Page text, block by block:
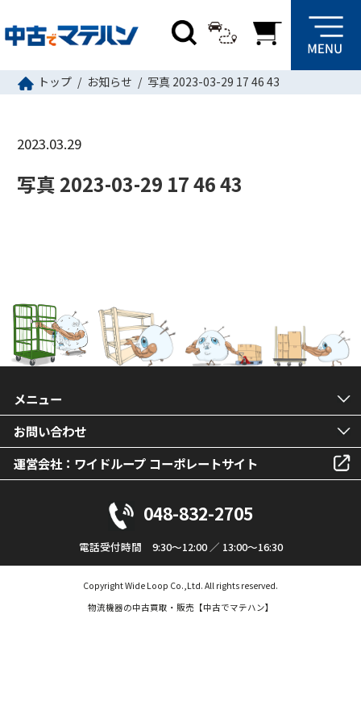
トップ お知らせ 写真 2023-03-29 17 46 43
2023.03.29
写真 2023-03-29 17 46 43
メニュー
お問い合わせ
運営会社：ワイドループ コーポレートサイト
048-832-2705
電話受付時間 9:30～12:00 ／ 13:00～16:30
Copyright Wide Loop Co.,Ltd. All rights reserved.
物流機器の中古買取・販売【中古でマテハン】